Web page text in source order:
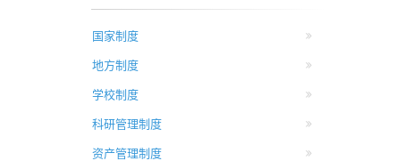
国家制度
地方制度
学校制度
科研管理制度
资产管理制度